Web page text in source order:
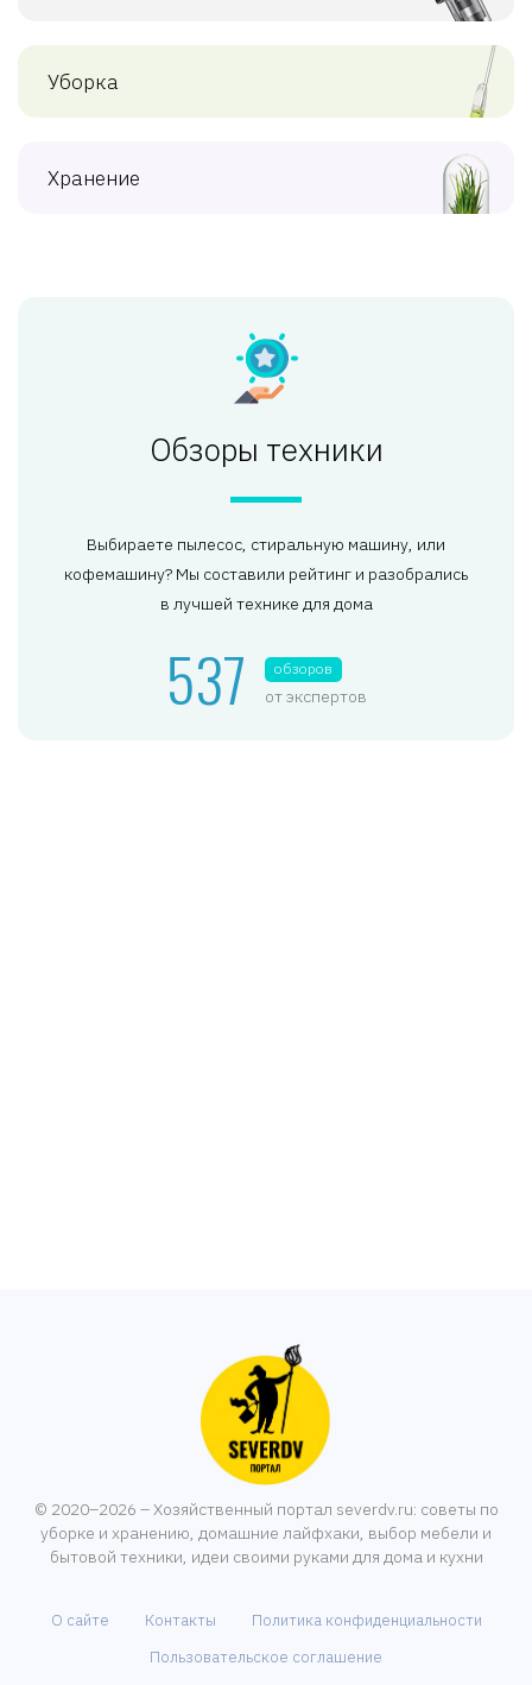
Уборка
Хранение
Обзоры техники
Выбираете пылесос, стиральную машину, или
кофемашину? Мы составили рейтинг и разобрались
в лучшей технике для дома
537 обзоров
от экспертов
© 2020–2026 – Хозяйственный портал severdv.ru: советы по
уборке и хранению, домашние лайфхаки, выбор мебели и
бытовой техники, идеи своими руками для дома и кухни
О сайте Контакты
Политика конфиденциальности
Пользовательское соглашение